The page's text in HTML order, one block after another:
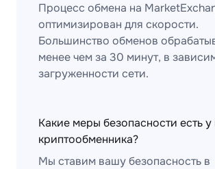
Процесс обмена на
оптимизирован для скорости.
Большинство обменов
менее чем за 30 минут, в
загруженности сети.
Какие меры безопасности есть
криптообменника?
Мы ставим вашу безопасность в